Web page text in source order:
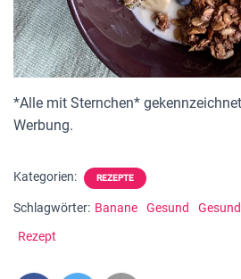
*Alle mit Sternchen*
Werbung.
Kategorien: REZEPTE
Schlagwörter: Banane Gesund
Rezept